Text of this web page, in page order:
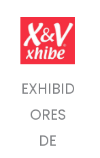
EXHIBID
ORES
DE